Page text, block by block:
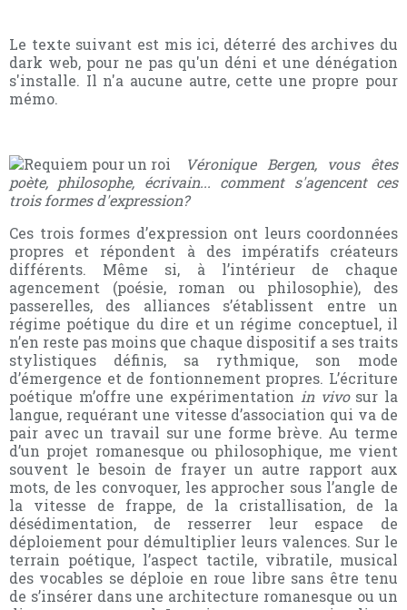
Le texte suivant est mis ici, déterré des archives du
dark web, pour ne pas qu'un déni et une dénégation
s'installe. Il n'a aucune autre, cette une propre pour
mémo.
Véronique Bergen, vous êtes
poète, philosophe, écrivain... comment s'agencent ces
trois formes d'expression?
Ces trois formes d’expression ont leurs coordonnées
propres et répondent à des impératifs créateurs
différents. Même si, à l’intérieur de chaque
agencement (poésie, roman ou philosophie), des
passerelles, des alliances s’établissent entre un
régime poétique du dire et un régime conceptuel, il
n’en reste pas moins que chaque dispositif a ses traits
stylistiques définis, sa rythmique, son mode
d’émergence et de fontionnement propres. L’écriture
poétique m’offre une expérimentation in vivosur la
langue, requérant une vitesse d’association qui va de
pair avec un travail sur une forme brève. Au terme
d’un projet romanesque ou philosophique, me vient
souvent le besoin de frayer un autre rapport aux
mots, de les convoquer, les approcher sous l’angle de
la vitesse de frappe, de la cristallisation, de la
désédimentation, de resserrer leur espace de
déploiement pour démultiplier leurs valences. Sur le
terrain poétique, l’aspect tactile, vibratile, musical
des vocables se déploie en roue libre sans être tenu
de s’insérer dans une architecture romanesque ou un